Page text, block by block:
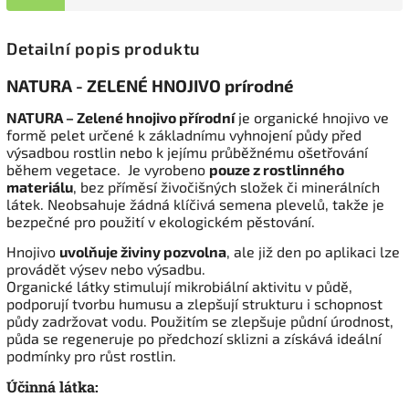
Detailní popis produktu
NATURA - ZELENÉ HNOJIVO prírodné
NATURA – Zelené hnojivo přírodníje organické hnojivo ve
formě pelet určené k základnímu vyhnojení půdy před
výsadbou rostlin nebo k jejímu průběžnému ošetřování
během vegetace. Je vyrobeno pouze z rostlinného
materiálu, bez příměsí živočišných složek či minerálních
látek. Neobsahuje žádná klíčivá semena plevelů, takže je
bezpečné pro použití v ekologickém pěstování.
Hnojivo uvolňuje živiny pozvolna, ale již den po aplikaci lze
provádět výsev nebo výsadbu.
Organické látky stimulují mikrobiální aktivitu v půdě,
podporují tvorbu humusu a zlepšují strukturu i schopnost
půdy zadržovat vodu. Použitím se zlepšuje půdní úrodnost,
půda se regeneruje po předchozí sklizni a získává ideální
podmínky pro růst rostlin.
Účinná látka: